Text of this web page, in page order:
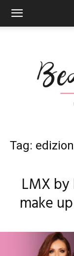
Tag:
LMX
make